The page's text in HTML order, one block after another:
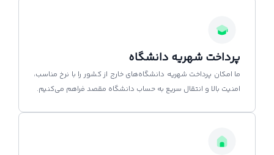
پرداخت شهریه دانشگاه
ما امکان پرداخت شهریه دانشگاه‌های خارج از کشور را با نرخ مناسب،
امنیت بالا و انتقال سریع به حساب دانشگاه مقصد فراهم می‌کنیم.